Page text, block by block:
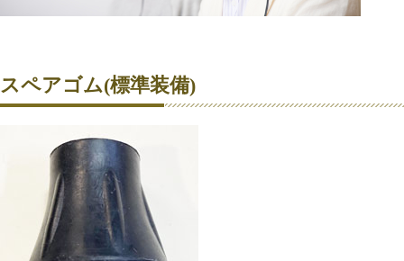
スペアゴム(標準装備)